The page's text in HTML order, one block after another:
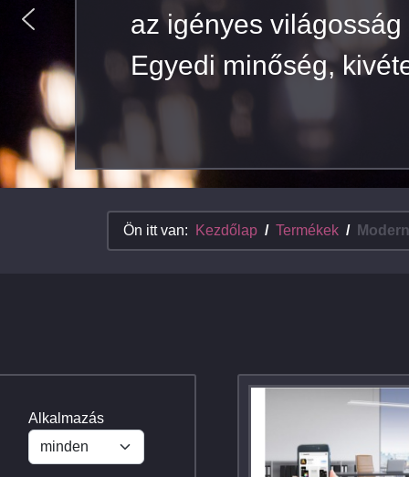
az igényes világosság
Egyedi minőség,
az igényes világosság
Egyedi minőség,
Ön itt van: Kezdőlap Termékek
Alkalmazás